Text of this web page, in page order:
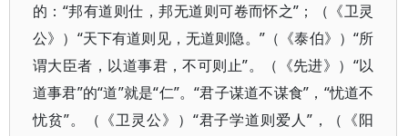
的：“邦有道则仕，邦无道则可卷而怀之”；（《卫灵
公》）“天下有道则见，无道则隐。”（《泰伯》）“所
谓大臣者，以道事君，不可则止”。（《先进》）“以
道事君”的“道”就是“仁”。“君子谋道不谋食”，“忧道不
忧贫”。（《卫灵公》）“君子学道则爱人”，（《阳